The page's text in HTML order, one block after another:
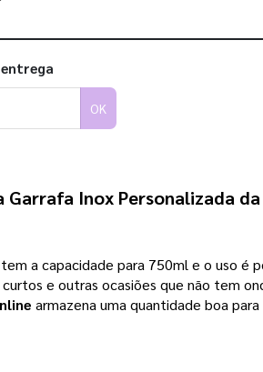
OK
Garrafa Inox Personalizada da
a capacidade para 750ml e o uso é
e outras ocasiões que não tem
armazena uma quantidade boa